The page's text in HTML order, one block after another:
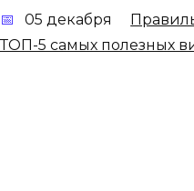
05 декабря
ТОП-5 самых полезных